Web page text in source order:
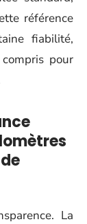
référence
fiabilité,
pour
La